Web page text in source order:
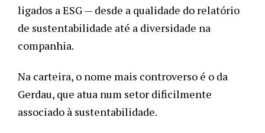
ligados a ESG — desde a qualidade do relatório
de sustentabilidade até a diversidade na
companhia.
Na carteira, o nome mais controverso é o da
Gerdau, que atua num setor dificilmente
associado à sustentabilidade.